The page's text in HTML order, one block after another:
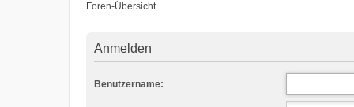
Foren-Übersicht
Anmelden
Benutzername: